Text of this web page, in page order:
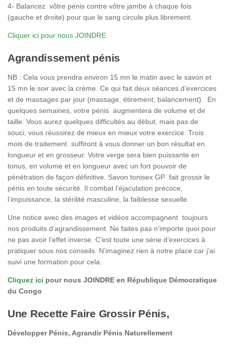
4- Balancez vôtre pénis contre vôtre jambe à chaque fois
(gauche et droite) pour que le sang circule plus librement.
Cliquer ici pour nous JOINDRE
Agrandissement pénis
NB : Cela vous prendra environ 15 mn le matin avec le savon et
15 mn le soir avec la crème. Ce qui fait deux séances d’exercices
et de massages par jour (massage, étirement, balancement). En
quelques semaines, votre pénis augmentera de volume et de
taille. Vous aurez quelques difficultés au début, mais pas de
souci, vous réussirez de mieux en mieux votre exercice. Trois
mois de traitement suffiront à vous donner un bon résultat en
longueur et en grosseur. Votre verge sera bien puissante en
tonus, en volume et en longueur avec un fort pouvoir de
pénétration de façon définitive. Savon tonisex GP fait grossir le
pénis en toute sécurité. Il combat l’éjaculation précoce,
l’impuissance, la stérilité masculine, la faiblesse sexuelle.
Une notice avec des images et vidéos accompagnent toujours
nos produits d’agrandissement. Ne faites pas n’importe quoi pour
ne pas avoir l’effet inverse. C’est toute une série d’exercices à
pratiquer sous nos conseils. N’imaginez rien à notre place car j’ai
suivi une formation pour cela.
Cliquez ici pour nous JOINDRE en République Démocratique
du Congo
Une Recette Faire Grossir Pénis,
Développer Pénis, Agrandir Pénis Naturellement